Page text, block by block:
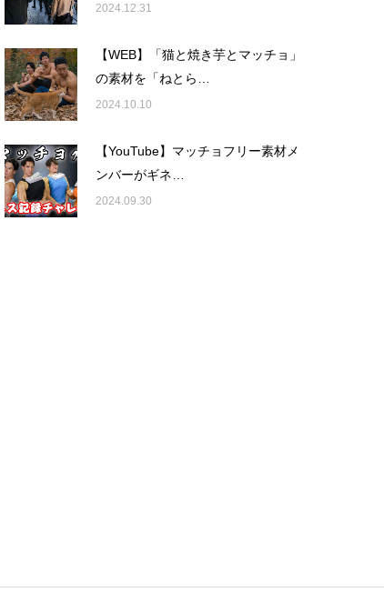
2024.12.31
【WEB】「猫と焼き芋とマッチョ」
の素材を「ねとら…
2024.10.10
【YouTube】マッチョフリー素材メ
ンバーがギネ…
2024.09.30